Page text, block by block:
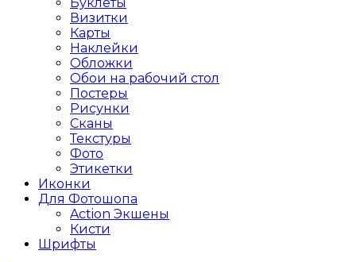
Визитки
Карты
Наклейки
Обложки
Обои на рабочий стол
Постеры
Рисунки
Сканы
Текстуры
Фото
Этикетки
Иконки
Для Фотошопа
Action Экшены
Кисти
Шрифты